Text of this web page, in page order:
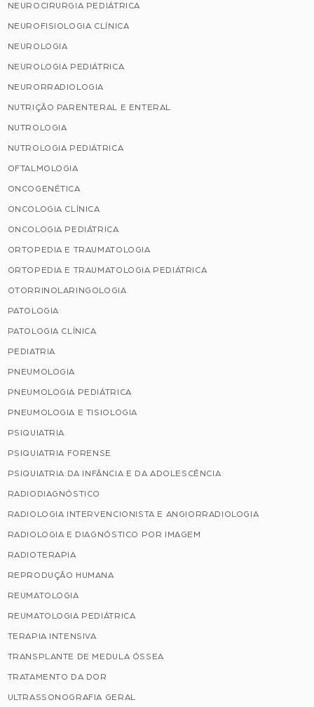
NEUROCIRURGIA PEDIÁTRICA
NEUROFISIOLOGIA CLÍNICA
NEUROLOGIA
NEUROLOGIA PEDIÁTRICA
NEURORRADIOLOGIA
NUTRIÇÃO PARENTERAL E ENTERAL
NUTROLOGIA
NUTROLOGIA PEDIÁTRICA
OFTALMOLOGIA
ONCOGENÉTICA
ONCOLOGIA CLÍNICA
ONCOLOGIA PEDIÁTRICA
ORTOPEDIA E TRAUMATOLOGIA
ORTOPEDIA E TRAUMATOLOGIA PEDIÁTRICA
OTORRINOLARINGOLOGIA
PATOLOGIA
PATOLOGIA CLÍNICA
PEDIATRIA
PNEUMOLOGIA
PNEUMOLOGIA PEDIÁTRICA
PNEUMOLOGIA E TISIOLOGIA
PSIQUIATRIA
PSIQUIATRIA FORENSE
PSIQUIATRIA DA INFÂNCIA E DA ADOLESCÊNCIA
RADIODIAGNÓSTICO
RADIOLOGIA INTERVENCIONISTA E ANGIORRADIOLOGIA
RADIOLOGIA E DIAGNÓSTICO POR IMAGEM
RADIOTERAPIA
REPRODUÇÃO HUMANA
REUMATOLOGIA
REUMATOLOGIA PEDIÁTRICA
TERAPIA INTENSIVA
TRANSPLANTE DE MEDULA ÓSSEA
TRATAMENTO DA DOR
ULTRASSONOGRAFIA GERAL